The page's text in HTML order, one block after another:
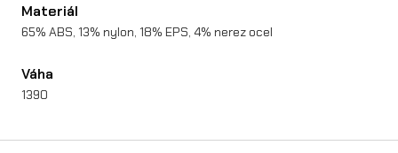
Materiál
65% ABS, 13% nylon, 18% EPS, 4% nerez ocel
Váha
1390